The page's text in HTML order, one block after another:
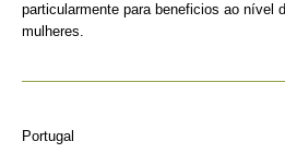
particularmente para beneficios ao nível
mulheres.
Portugal